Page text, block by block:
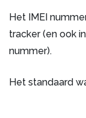
Het IMEI
tracker (en ook
nummer).
Het standaard